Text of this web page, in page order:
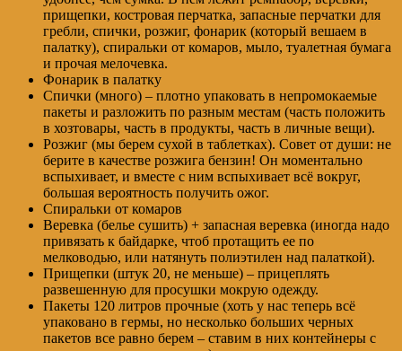
прищепки, костровая перчатка, запасные перчатки для
гребли, спички, розжиг, фонарик (который вешаем в
палатку), спиральки от комаров, мыло, туалетная бумага
и прочая мелочевка.
Фонарик в палатку
Спички (много) – плотно упаковать в непромокаемые
пакеты и разложить по разным местам (часть положить
в хозтовары, часть в продукты, часть в личные вещи).
Розжиг (мы берем сухой в таблетках). Совет от души: не
берите в качестве розжига бензин! Он моментально
вспыхивает, и вместе с ним вспыхивает всё вокруг,
большая вероятность получить ожог.
Спиральки от комаров
Веревка (белье сушить) + запасная веревка (иногда надо
привязать к байдарке, чтоб протащить ее по
мелководью, или натянуть полиэтилен над палаткой).
Прищепки (штук 20, не меньше) – прицеплять
развешенную для просушки мокрую одежду.
Пакеты 120 литров прочные (хоть у нас теперь всё
упаковано в гермы, но несколько больших черных
пакетов все равно берем – ставим в них контейнеры с